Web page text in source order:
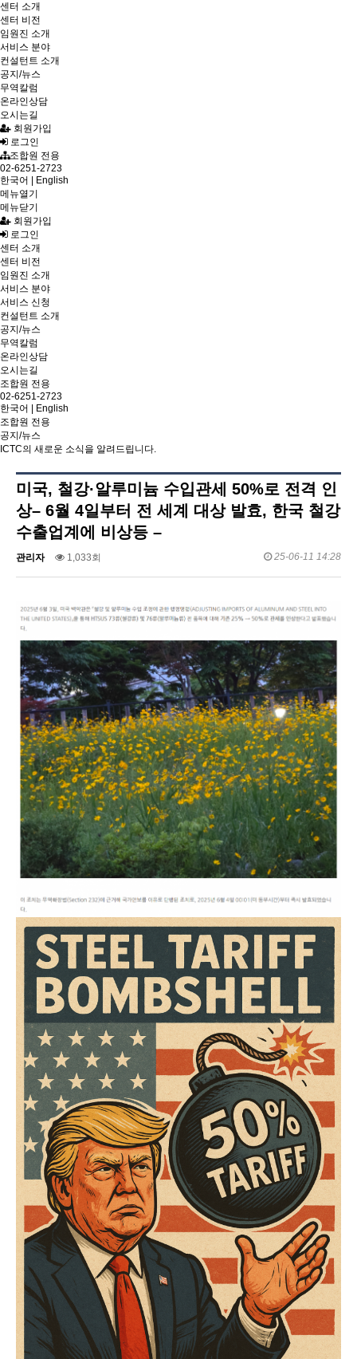
센터 소개
센터 비전
임원진 소개
서비스 분야
컨설턴트 소개
공지/뉴스
무역칼럼
온라인상담
오시는길
회원가입
로그인
조합원 전용
02-6251-2723
한국어
English
메뉴열기
메뉴닫기
회원가입
로그인
센터 소개
센터 비전
임원진 소개
서비스 분야
서비스 신청
컨설턴트 소개
공지/뉴스
무역칼럼
온라인상담
오시는길
조합원 전용
02-6251-2723
한국어
English
조합원 전용
공지/뉴스
ICTC의 새로운 소식을 알려드립니다.
미국, 철강·알루미늄 수입관세 50%로 전격 인
상– 6월 4일부터 전 세계 대상 발효, 한국 철강
수출업계에 비상등 –
관리자 1,033회 25-06-11 14:28